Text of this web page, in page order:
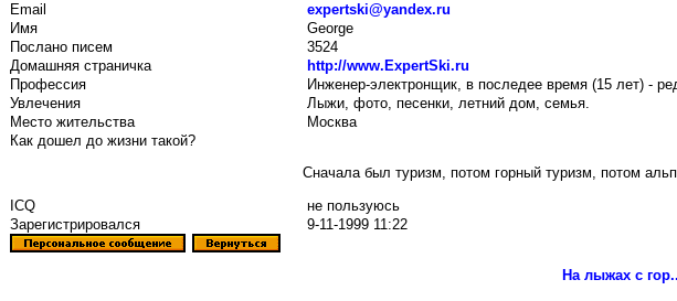
Email
expertski@yandex.ru
Имя
George
Послано писем
3524
Домашняя страничка
http://www.ExpertSki.ru
Профессия
Инженер-электронщик, в последее время (15 лет) -
Увлечения
Лыжи, фото, песенки, летний дом, семья.
Место жительства
Москва
Как дошел до жизни такой?
Сначала был туризм, потом горный туризм, потом
ICQ
не пользуюсь
Зарегистрировался
9-11-1999 11:22
На лыжах с